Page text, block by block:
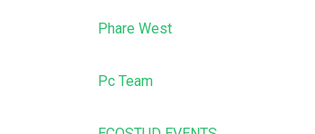
Phare West
Pc Team